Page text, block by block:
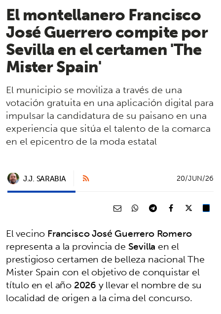
El montellanero Francisco
José Guerrero compite por
Sevilla en el certamen 'The
Mister Spain'
El municipio se moviliza a través de una
votación gratuita en una aplicación digital para
impulsar la candidatura de su paisano en una
experiencia que sitúa el talento de la comarca
en el epicentro de la moda estatal
J.J. SARABIA 20/JUN/26
El vecinoFrancisco José Guerrero Romero
representa a la provincia de Sevilla en el
prestigioso certamen de belleza nacional The
Mister Spain con el objetivo de conquistar el
título en el año2026y llevar el nombre de su
localidad de origen a la cima del concurso.